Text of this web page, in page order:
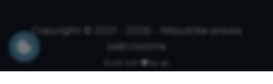
Copyright © 2021 - 2026 - Wszystkie prawa
zastrzeżone